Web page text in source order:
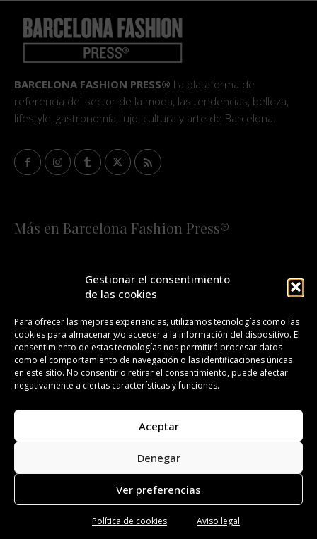
Gestionar el consentimiento
de las cookies
Para ofrecer las mejores experiencias, utilizamos tecnologías como las
cookies para almacenar y/o acceder a la información del dispositivo. El
consentimiento de estas tecnologías nos permitirá procesar datos
como el comportamiento de navegación o las identificaciones únicas
en este sitio. No consentir o retirar el consentimiento, puede afectar
negativamente a ciertas características y funciones.
Aceptar
Denegar
Ver preferencias
Política de cookies Aviso legal
BARCELONA FASHION PRESS® La plataforma de
referencia del sector de la moda, las tendencias, belleza,
lifestyle, gastronomía, lujo, cultura y arte de Barcelona.
Más en Barcelona Fashion Press®
¡SUSCRÍBETE A NUESTRA FASHION NEWS!
CONTACTO REDACCIÓN PUBLICIDAD
ISSN 2385-4839 DL B 27443-2014
Todos los derechos reservados. Copyright 2008-2024.
Barcelona Fashion Press®/™ es una marca registrada.
Política de privacidad Política de cookies